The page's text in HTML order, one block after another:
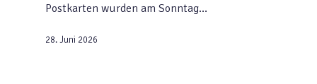
Postkarten wurden am Sonntag…
28. Juni 2026